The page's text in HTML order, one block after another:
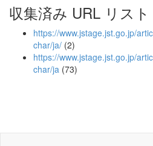
収集済み URL リスト
https://www.jstage.jst.go.jp/
char/ja/ (2)
https://www.jstage.jst.go.jp/
char/ja (73)